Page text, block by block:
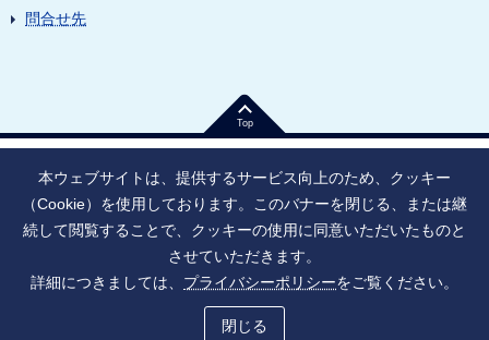
問合せ先
Top
法人番号：9010005023796 東京都千代田区大手町1丁目7番1号
寄附のお願い
ご利用上の注意
ソーシャル・ネットワーキング・サービス運用ポリシー
アクセシビリティ
本ウェブサイトは、提供するサービス向上のため、クッキー
（Cookie）を使用しております。このバナーを閉じる、または継
続して閲覧することで、クッキーの使用に同意いただいたものと
させていただきます。
詳細につきましては、 プライバシーポリシーをご覧ください。
閉じる